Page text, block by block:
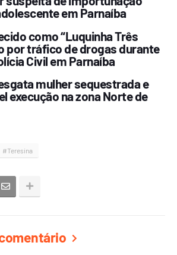
em Parnaíba
como “Luquinha Três
por tráfico de drogas durante
Civil em Parnaíba
mulher sequestrada e
execução na zona Norte de
#Teresina